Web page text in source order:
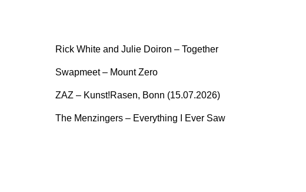
Rick White and Julie Doiron – Together
Swapmeet – Mount Zero
ZAZ – Kunst!Rasen, Bonn (15.07.2026)
The Menzingers – Everything I Ever Saw